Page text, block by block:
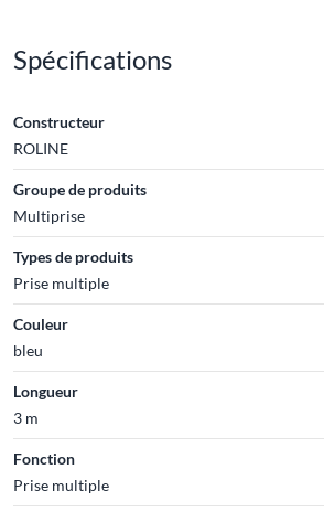
Spécifications
Constructeur
ROLINE
Groupe de produits
Multiprise
Types de produits
Prise multiple
Couleur
bleu
Longueur
3 m
Fonction
Prise multiple